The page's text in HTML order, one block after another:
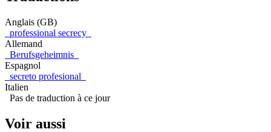
Anglais (GB)
professional secrecy
Allemand
Berufsgeheimnis
Espagnol
secreto profesional
Italien
Pas de traduction à ce jour
Voir aussi